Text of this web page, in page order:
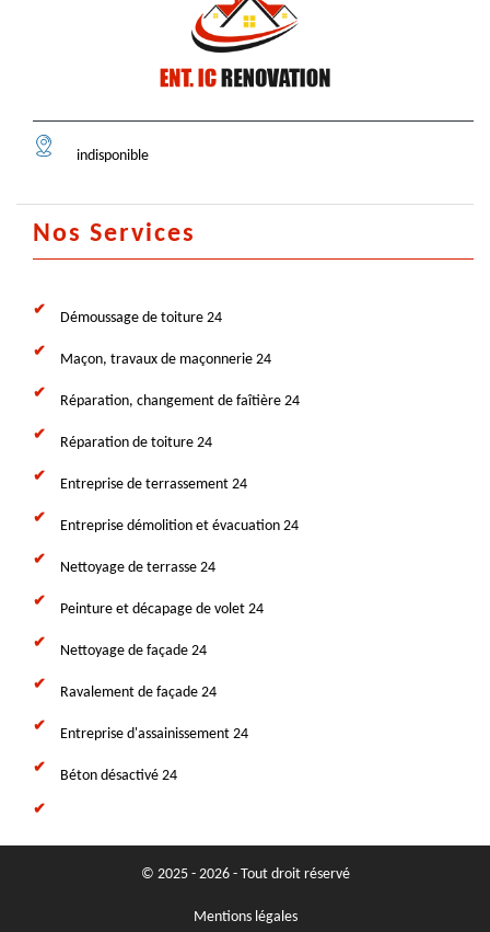
indisponible
Nos Services
Démoussage de toiture 24
Maçon, travaux de maçonnerie 24
Réparation, changement de faîtière 24
Réparation de toiture 24
Entreprise de terrassement 24
Entreprise démolition et évacuation 24
Nettoyage de terrasse 24
Peinture et décapage de volet 24
Nettoyage de façade 24
Ravalement de façade 24
Entreprise d'assainissement 24
Béton désactivé 24
© 2025 - 2026 - Tout droit réservé
Mentions légales